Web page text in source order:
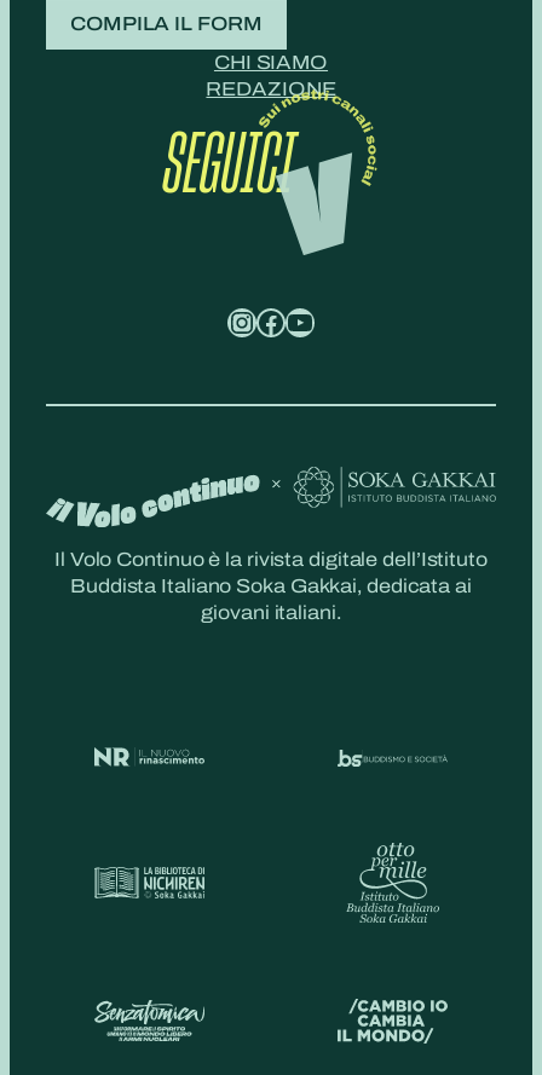
COMPILA IL FORM
CHI SIAMO
REDAZIONE
SEGUICI
InstagramFacebook YouTube
Il Volo Continuo è la rivista digitale dell’Istituto
Buddista Italiano Soka Gakkai, dedicata ai
giovani italiani.